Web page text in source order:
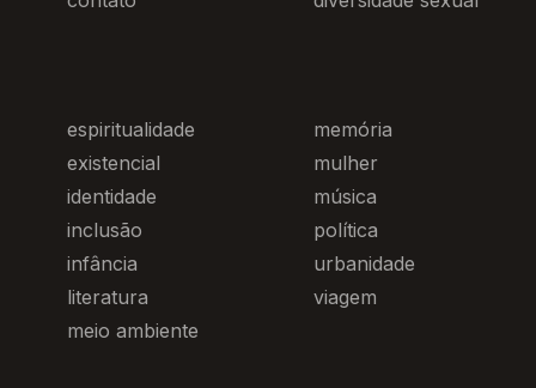
espiritualidade
existencial
identidade
inclusão
infância
literatura
meio ambiente
memória
mulher
música
política
urbanidade
viagem